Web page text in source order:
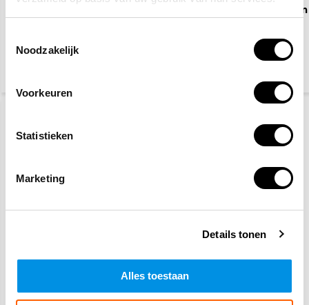
Noodzakelijk
Voorkeuren
Statistieken
Marketing
Details tonen
Alles toestaan
Kruis
Waarschuwingspictogram
voetgangers
2,50